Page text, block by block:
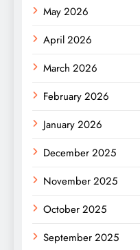
May 2026
April 2026
March 2026
February 2026
January 2026
December 2025
November 2025
October 2025
September 2025